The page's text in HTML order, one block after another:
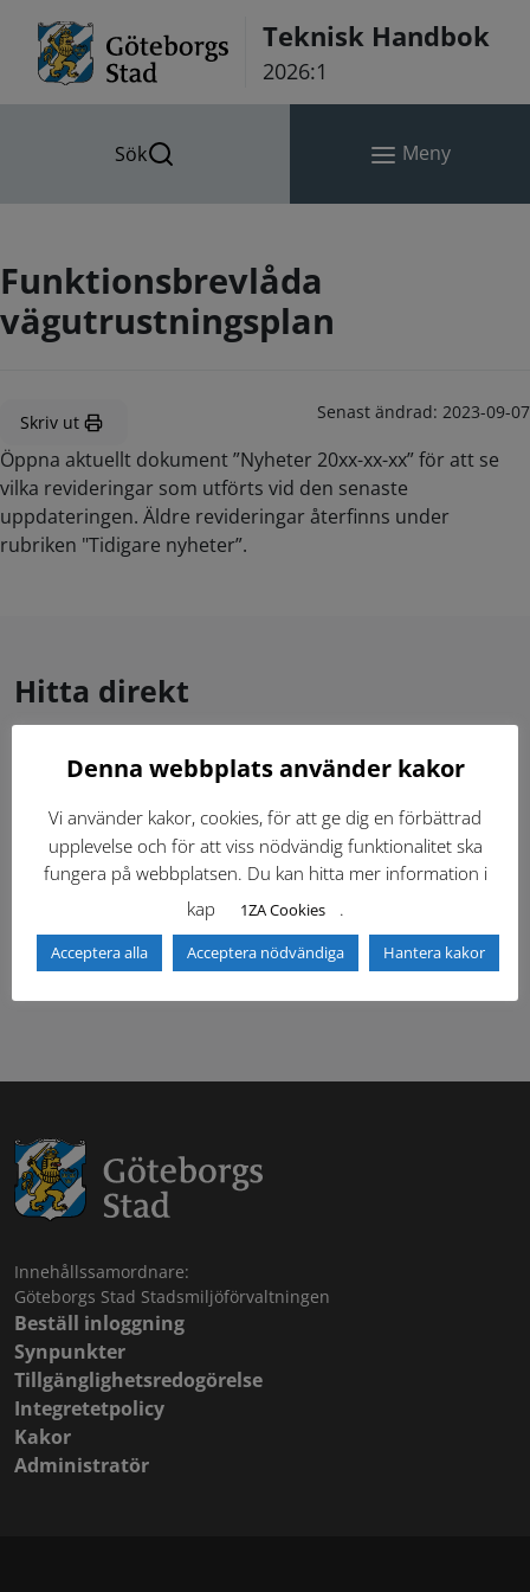
Teknisk Handbok
2026:1
Sök Meny
Funktionsbrevlåda
vägutrustningsplan
Skriv ut Senast ändrad: 2023-09-07
Öppna aktuellt dokument ”Nyheter 20xx-xx-xx” för att se
vilka revideringar som utförts vid den senaste
uppdateringen. Äldre revideringar återfinns under
rubriken "Tidigare nyheter”.
Hitta direkt
Gällande standardritningar (Dwg och pdf)
Dokumentbibliotek Kontaktlista
Tidigare versioner
Säkerhetsordningen
Innehållssamordnare:
Göteborgs Stad Stadsmiljöförvaltningen
Beställ inloggning
Synpunkter
Tillgänglighetsredogörelse
Integretetpolicy
Kakor
Administratör
Denna webbplats använder kakor
Vi använder kakor, cookies, för att ge dig en förbättrad
upplevelse och för att viss nödvändig funktionalitet ska
fungera på webbplatsen. Du kan hitta mer information i
kap
1ZA Cookies .
Acceptera alla Acceptera nödvändiga Hantera kakor